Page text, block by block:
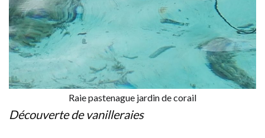
Raie pastenague jardin de corail
Découverte de vanilleraies